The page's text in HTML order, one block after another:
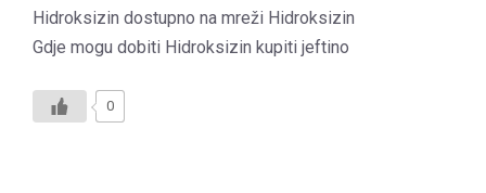
Hidroksizin dostupno na mreži Hidroksizin
Gdje mogu dobiti Hidroksizin kupiti jeftino
0